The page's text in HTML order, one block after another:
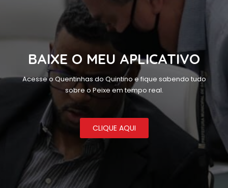
BAIXE O MEU APLICATIVO
Acesse o Quentinhas do Quintino e fique sabendo tudo
sobre o Peixe em tempo real.
CLIQUE AQUI